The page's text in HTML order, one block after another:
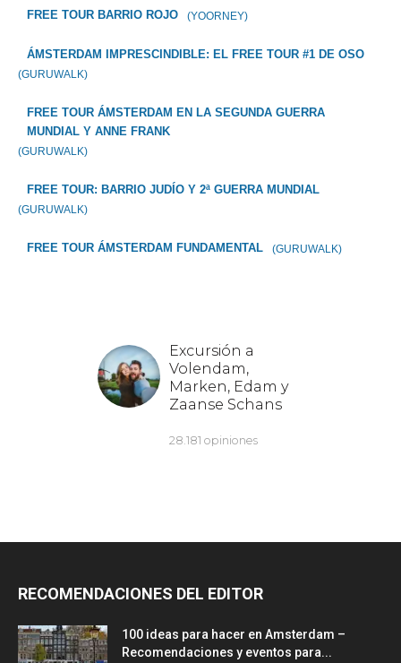
FREE TOUR BARRIO ROJO (YOORNEY)
ÁMSTERDAM IMPRESCINDIBLE: EL FREE TOUR #1 DE OSO
(GURUWALK)
FREE TOUR ÁMSTERDAM EN LA SEGUNDA GUERRA
MUNDIAL Y ANNE FRANK
(GURUWALK)
FREE TOUR: BARRIO JUDÍO Y 2ª GUERRA MUNDIAL
(GURUWALK)
FREE TOUR ÁMSTERDAM FUNDAMENTAL (GURUWALK)
RECOMENDACIONES DEL EDITOR
100 ideas para hacer en Amsterdam –
Recomendaciones y eventos para...